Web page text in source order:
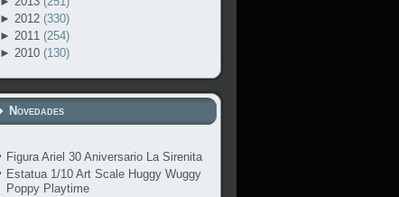
► 2012 (330)
► 2011 (254)
► 2010 (130)
Novedades
Figura Ariel 30 Aniversario La Sirenita
Estatua 1/10 Art Scale Huggy Wuggy
Poppy Playtime